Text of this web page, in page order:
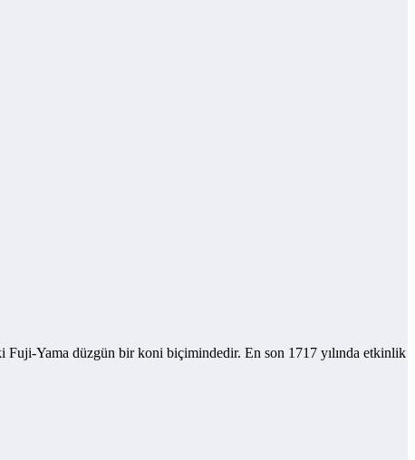
Fuji-Yama düzgün bir koni biçimindedir. En son 1717 yılında etkinlik